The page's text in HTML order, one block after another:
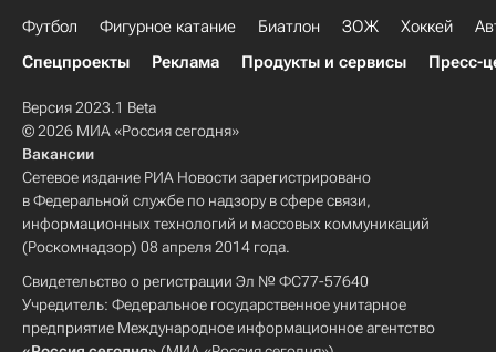
Футбол Фигурное катание Биатлон ЗОЖ Хоккей
Спецпроекты
Реклама Продукты и сервисы Пресс-
Версия 2023.1 Beta
© 2026 МИА «Россия сегодня»
Вакансии
Сетевое издание РИА Новости зарегистрировано
в Федеральной службе по надзору в сфере связи,
информационных технологий и массовых коммуникаций
(Роскомнадзор) 08 апреля 2014 года.
Свидетельство о регистрации Эл № ФС77-57640
Учредитель: Федеральное государственное унитарное
предприятие Международное информационное агентство